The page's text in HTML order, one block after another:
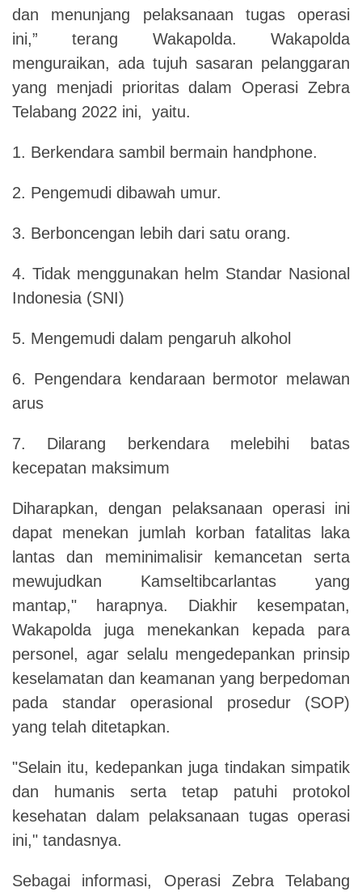
dan menunjang pelaksanaan tugas operasi
ini,” terang Wakapolda. Wakapolda
menguraikan, ada tujuh sasaran pelanggaran
yang menjadi prioritas dalam Operasi Zebra
Telabang 2022 ini, yaitu.
1. Berkendara sambil bermain handphone.
2. Pengemudi dibawah umur.
3. Berboncengan lebih dari satu orang.
4. Tidak menggunakan helm Standar Nasional
Indonesia (SNI)
5. Mengemudi dalam pengaruh alkohol
6. Pengendara kendaraan bermotor melawan
arus
7. Dilarang berkendara melebihi batas
kecepatan maksimum
Diharapkan, dengan pelaksanaan operasi ini
dapat menekan jumlah korban fatalitas laka
lantas dan meminimalisir kemancetan serta
mewujudkan Kamseltibcarlantas yang
mantap," harapnya. Diakhir kesempatan,
Wakapolda juga menekankan kepada para
personel, agar selalu mengedepankan prinsip
keselamatan dan keamanan yang berpedoman
pada standar operasional prosedur (SOP)
yang telah ditetapkan.
"Selain itu, kedepankan juga tindakan simpatik
dan humanis serta tetap patuhi protokol
kesehatan dalam pelaksanaan tugas operasi
ini," tandasnya.
Sebagai informasi, Operasi Zebra Telabang